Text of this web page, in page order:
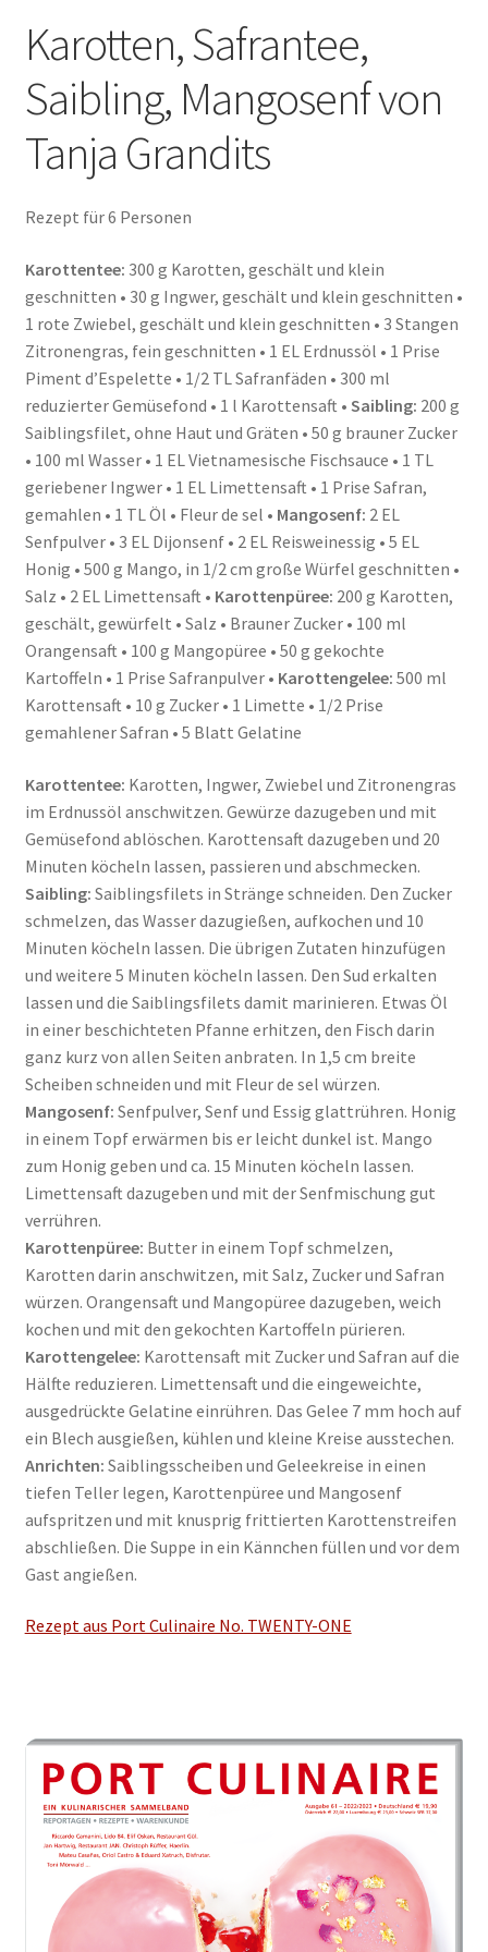
Karotten, Safrantee,
Saibling, Mangosenf von
Tanja Grandits
Rezept für 6 Personen
Karottentee: 300 g Karotten, geschält und klein
geschnitten • 30 g Ingwer, geschält und klein geschnitten •
1 rote Zwiebel, geschält und klein geschnitten • 3 Stangen
Zitronengras, fein geschnitten • 1 EL Erdnussöl • 1 Prise
Piment d’Espelette • 1/2 TL Safranfäden • 300 ml
reduzierter Gemüsefond • 1 l Karottensaft • Saibling: 200 g
Saiblingsfilet, ohne Haut und Gräten • 50 g brauner Zucker
• 100 ml Wasser • 1 EL Vietnamesische Fischsauce • 1 TL
geriebener Ingwer • 1 EL Limettensaft • 1 Prise Safran,
gemahlen • 1 TL Öl • Fleur de sel • Mangosenf: 2 EL
Senfpulver • 3 EL Dijonsenf • 2 EL Reisweinessig • 5 EL
Honig • 500 g Mango, in 1/2 cm große Würfel geschnitten •
Salz • 2 EL Limettensaft • Karottenpüree: 200 g Karotten,
geschält, gewürfelt • Salz • Brauner Zucker • 100 ml
Orangensaft • 100 g Mangopüree • 50 g gekochte
Kartoffeln • 1 Prise Safranpulver • Karottengelee: 500 ml
Karottensaft • 10 g Zucker • 1 Limette • 1/2 Prise
gemahlener Safran • 5 Blatt Gelatine
Karottentee: Karotten, Ingwer, Zwiebel und Zitronengras
im Erdnussöl anschwitzen. Gewürze dazugeben und mit
Gemüsefond ablöschen. Karottensaft dazugeben und 20
Minuten köcheln lassen, passieren und abschmecken.
Saibling: Saiblingsfilets in Stränge schneiden. Den Zucker
schmelzen, das Wasser dazugießen, aufkochen und 10
Minuten köcheln lassen. Die übrigen Zutaten hinzufügen
und weitere 5 Minuten köcheln lassen. Den Sud erkalten
lassen und die Saiblingsfilets damit marinieren. Etwas Öl
in einer beschichteten Pfanne erhitzen, den Fisch darin
ganz kurz von allen Seiten anbraten. In 1,5 cm breite
Scheiben schneiden und mit Fleur de sel würzen.
Mangosenf: Senfpulver, Senf und Essig glattrühren. Honig
in einem Topf erwärmen bis er leicht dunkel ist. Mango
zum Honig geben und ca. 15 Minuten köcheln lassen.
Limettensaft dazugeben und mit der Senfmischung gut
verrühren.
Karottenpüree: Butter in einem Topf schmelzen,
Karotten darin anschwitzen, mit Salz, Zucker und Safran
würzen. Orangensaft und Mangopüree dazugeben, weich
kochen und mit den gekochten Kartoffeln pürieren.
Karottengelee: Karottensaft mit Zucker und Safran auf die
Hälfte reduzieren. Limettensaft und die eingeweichte,
ausgedrückte Gelatine einrühren. Das Gelee 7 mm hoch auf
ein Blech ausgießen, kühlen und kleine Kreise ausstechen.
Anrichten: Saiblingsscheiben und Geleekreise in einen
tiefen Teller legen, Karottenpüree und Mangosenf
aufspritzen und mit knusprig frittierten Karottenstreifen
abschließen. Die Suppe in ein Kännchen füllen und vor dem
Gast angießen.
Rezept aus Port Culinaire No. TWENTY-ONE